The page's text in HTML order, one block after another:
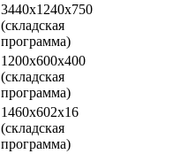
3440х1240х750
(складская
программа)
1200х600х400
(складская
программа)
1460х602х16
(складская
программа)